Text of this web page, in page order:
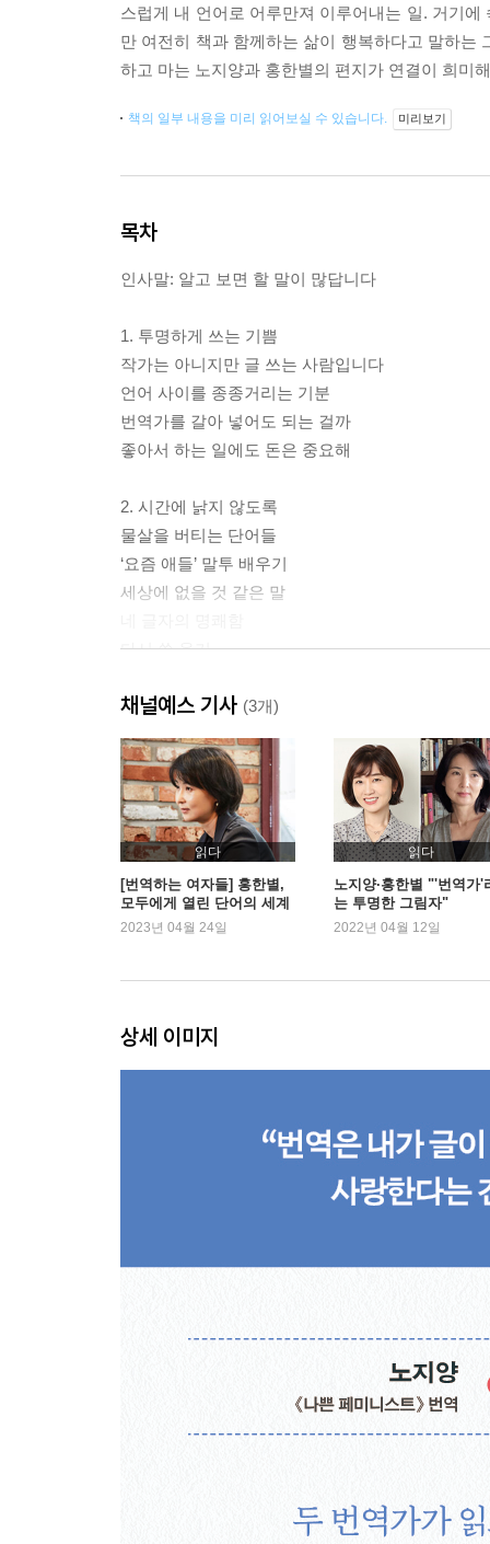
스럽게 내 언어로 어루만져 이루어내는 일. 거기
만 여전히 책과 함께하는 삶이 행복하다고 말하는
하고 마는 노지양과 홍한별의 편지가 연결이 희미
책의 일부 내용을 미리 읽어보실 수 있습니다. 미리보기
목차
인사말: 알고 보면 할 말이 많답니다
1. 투명하게 쓰는 기쁨
작가는 아니지만 글 쓰는 사람입니다
언어 사이를 종종거리는 기분
번역가를 갈아 넣어도 되는 걸까
좋아서 하는 일에도 돈은 중요해
2. 시간에 낡지 않도록
물살을 버티는 단어들
‘요즘 애들’ 말투 배우기
세상에 없을 것 같은 말
다시 쓸 용기
3. 옮긴이의 진심
우리는 투명한 그림자야
교정지 위 붉거나 푸른 마음
아까운 책, 아깝지 않은 우리
괴물을 무찌르려고 퇴근합니다
‘노잼’이라는 말의 위로
4. 책을 사랑하는 가장 지독한 방식
책의 탄생을 함께하는 꿈
여자가 어떤 일을 하더라도
그 책을 번역하지 못한 이유
‘그녀’에서 ‘녀’를 지우다
채널예스 기사 (3개)
읽다
[번역하는 여자들] 홍한별,
모두에게 열린 단어의 세계
2023년 04월 24일
읽다
노지양·홍한별 "'번역가'
는 투명한 그림자"
2022년 04월 12일
상세 이미지